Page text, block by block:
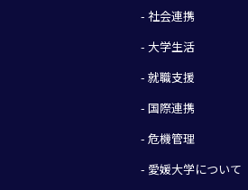
- 社会連携
- 大学生活
- 就職支援
- 国際連携
- 危機管理
- 愛媛大学について